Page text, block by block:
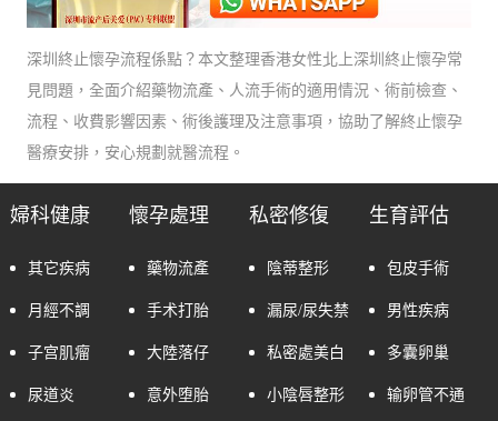
深圳終止懷孕流程係點？本文整理香港女性北上深圳終止懷孕常
見問題，全面介紹藥物流產、人流手術的適用情況、術前檢查、
流程、收費影響因素、術後護理及注意事項，協助了解終止懷孕
醫療安排，安心規劃就醫流程。
婦科健康
其它疾病
月經不調
子宫肌瘤
尿道炎
懷孕處理
藥物流產
手术打胎
大陸落仔
意外堕胎
私密修復
陰蒂整形
漏尿/尿失禁
私密處美白
小陰唇整形
生育評估
包皮手術
男性疾病
多囊卵巢
输卵管不通